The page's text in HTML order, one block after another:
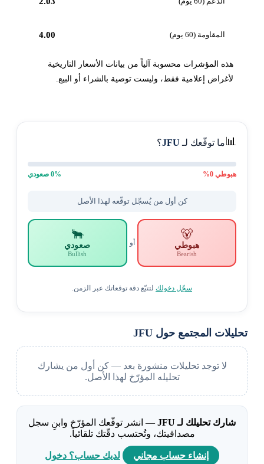
المقاومة (60 يوم) 4.00
هذه المؤشرات محسوبة آلياً من بيانات الأسعار التاريخية
لأغراض إعلامية فقط، وليست توصية بالشراء أو البيع.
📊ما توقّعك لـJFU؟
هبوطي0
%
0% صعودي
كن أول من يُسجّل توقّعه لهذا الأصل
🐻
هبوطي
Bearish
أو
🐂
صعودي
Bullish
سجّل دخولكلتتبّع دقة توقعاتك عبر الزمن.
تحليلات المجتمع حول JFU
لا توجد تحليلات منشورة بعد — كن أول من يشارك
تحليله المؤرّخ لهذا الأصل.
شارك تحليلك لـ JFU
— انشر توقّعك المؤرّخ وابنِ سجل
مصداقيتك، وتُحتسب دقّتك تلقائياً.
إنشاء حساب مجاني لديك حساب؟ دخول